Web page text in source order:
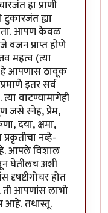
हा प्राणी
ह्या
आपण केवळ
प्राप्त होणे
महत्व (त्या
हे आपणास ठावूक
इतर सर्व
वाटण्यामागेही
जसे स्नेह, प्रेम,
दया, क्षमा,
नव्हे-
आपले विशाल
घेतीलच अशी
दृषष्टीगोचर होत
आपणांस लाभो
आहे. तथास्तू.